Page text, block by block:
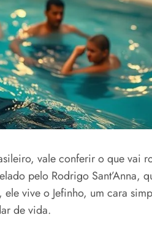
vale conferir o que vai
pelo Rodrigo Sant’Anna,
vive o Jefinho, um cara
de vida.